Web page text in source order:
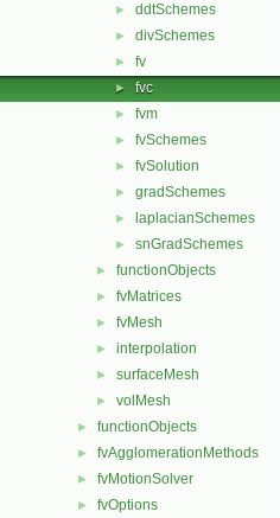
► ddtSchemes
► divSchemes
► fv
► fvc
► fvm
► fvSchemes
► fvSolution
► gradSchemes
► laplacianSchemes
► snGradSchemes
► functionObjects
► fvMatrices
► fvMesh
► interpolation
► surfaceMesh
► volMesh
► functionObjects
► fvAgglomerationMethods
► fvMotionSolver
► fvOptions